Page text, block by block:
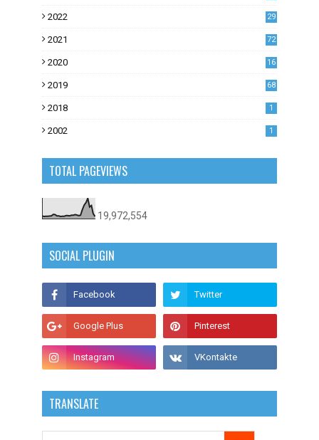
2022
29
2021
72
2020
16
2019
68
2018 1
2002 1
TOTAL PAGEVIEWS
19,972,554
SOCIAL PLUGIN
TRANSLATE